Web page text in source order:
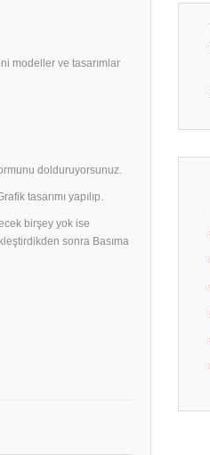
modeller ve tasarımlar
dolduruyorsunuz.
tasarımı yapılıp.
birşey yok ise
sonra Basıma